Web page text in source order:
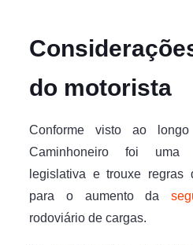
do motorista
Conforme visto ao
Caminhoneiro foi uma
legislativa e trouxe regras
para o aumento da
rodoviário de cargas.